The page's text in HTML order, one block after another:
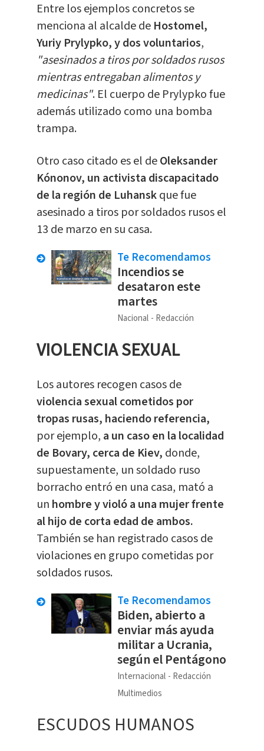
Entre los ejemplos concretos se
menciona al alcalde deHostomel,
Yuriy Prylypko, y dos voluntarios,
"asesinados a tiros por soldados rusos
mientras entregaban alimentos y
medicinas". El cuerpo de Prylypko fue
además utilizado como una bomba
trampa.
Otro caso citado es el deOleksander
Kónonov, un activista discapacitado
de la región de Luhanskque fue
asesinado a tiros por soldados rusos el
13 de marzo en su casa.
Te Recomendamos
Incendios se
desataron este
martes
Nacional Redacción
VIOLENCIA SEXUAL
Los autores recogen casos de
violencia sexual cometidos por
tropas rusas, haciendo referencia,
por ejemplo, a un caso en la localidad
de Bovary, cerca de Kiev, donde,
supuestamente, un soldado ruso
borracho entró en una casa, mató a
un hombre y violó a una mujer frente
al hijo de corta edad de ambos.
También se han registrado casos de
violaciones en grupo cometidas por
soldados rusos.
Te Recomendamos
Biden, abierto a
enviar más ayuda
militar a Ucrania,
según el Pentágono
Internacional
Redacción
Multimedios
ESCUDOS HUMANOS